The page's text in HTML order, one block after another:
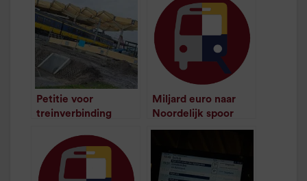
Petitie voor
treinverbinding
minuut leestijd
Miljard euro naar
Noordelijk spoor
/1minuut leestijd